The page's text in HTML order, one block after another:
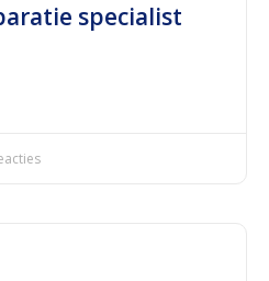
specialist